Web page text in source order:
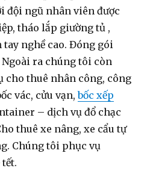
đội ngũ nhân viên được
tháo lắp giường tủ ,
tay nghề cao. Đóng gói
ra chúng tôi còn
cho thuê nhân công, công
vác, cửu vạn,bốc xếp
– dịch vụ đổ chạc
thuê xe nâng, xe cẩu tự
Chúng tôi phục vụ